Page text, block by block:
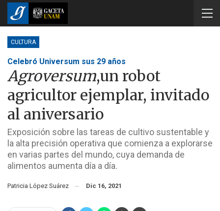
CULTURA
Celebró Universum sus 29 años
Agroversum,un robot
agricultor ejemplar, invitado
al aniversario
Exposición sobre las tareas de cultivo sustentable y
la alta precisión operativa que comienza a explorarse
en varias partes del mundo, cuya demanda de
alimentos aumenta día a día.
Patricia López Suárez Dic 16, 2021